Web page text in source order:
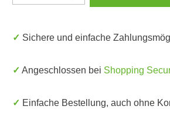
✓ Sichere und einfache
✓ Angeschlossen bei Shopping
✓ Einfache Bestellung, auch ohne